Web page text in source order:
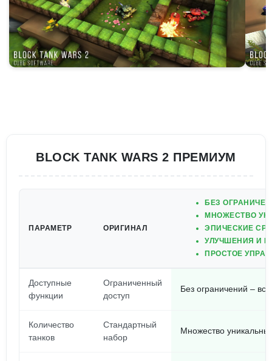
BLOCK TANK WARS 2 ПРЕМИУМ
ПАРАМЕТР ОРИГИНАЛ
БЕЗ
МНОЖЕСТВО
ЭПИЧЕСКИЕ
УЛУЧШЕНИЯ И
ПРОСТОЕ
Доступные
функции
Ограниченный
доступ
Без ограничений –
Количество
танков
Стандартный
набор
Множество